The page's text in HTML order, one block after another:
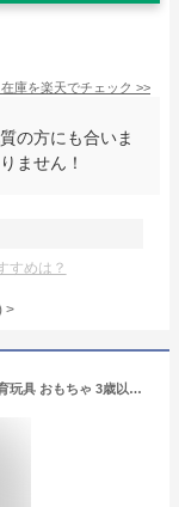
庫を楽天でチェック >>
の方にも合いま
ません！
すめは？
>
くもん出版 くみくみスロープたっぷり100 知育玩具 おもちゃ 3歳以上 KUMON